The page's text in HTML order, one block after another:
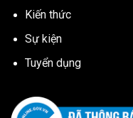
Kiến thức
Sự kiện
Tuyển dụng